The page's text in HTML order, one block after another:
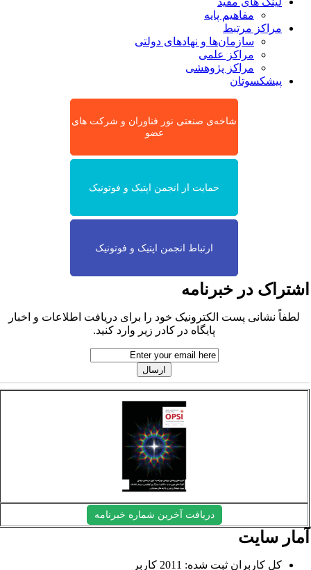
مفاهیم پایه
مراکز مرتبط
سازمان‌ها و نهادهای دولتی
مراکز علمی
مراکز پژوهشی
پیشکسوتان
شاخه‌ی صنعتی نور فناوران و شرکت های
عضو
حمایت از انجمن اپتیک و فوتونیک
ارتباط انجمن اپتیک و فوتونیک
در خبرنامه
لطفاً نشانی پست الکترونیک خود را برای دریافت اطلاعات و اخبار
پایگاه در کادر زیر وارد کنید.
دریافت آخرین شماره خبرنامه
سایت
کل کاربران ثبت شده: 2011 کاربر